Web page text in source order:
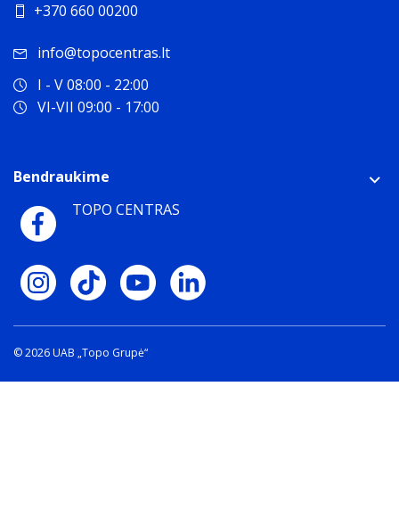
+370 660 00200
info@topocentras.lt
I - V 08:00 - 22:00
VI-VII 09:00 - 17:00
Bendraukime
TOPO CENTRAS
© 2026 UAB „Topo Grupė“